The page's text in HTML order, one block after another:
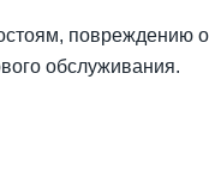
повреждению
обслуживания.